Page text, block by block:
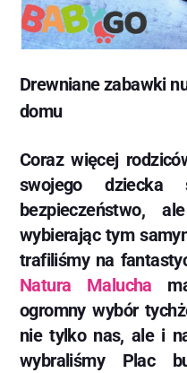
Drewniane zabawki
domu
Coraz więcej
swojego
bezpieczeństwo,
wybierając tym
trafiliśmy na
Natura Malucha
ogromny wybór
nie tylko nas, ale i
wybraliśmy Plac